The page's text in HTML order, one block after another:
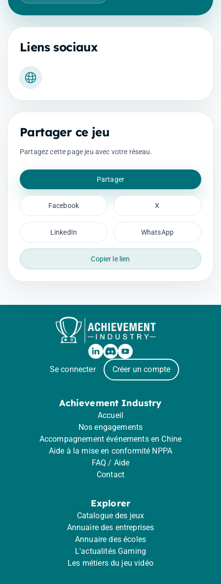
Liens sociaux
Site officiel
Partager ce jeu
Partagez cette page jeu avec votre réseau.
Partager
Facebook X
LinkedIn WhatsApp
Copier le lien
Se connecter Créer un compte
Achievement Industry
Accueil
Nos engagements
Accompagnement événements en Chine
Aide à la mise en conformité NPPA
FAQ / Aide
Contact
Explorer
Catalogue des jeux
Annuaire des entreprises
Annuaire des écoles
L'actualités Gaming
Les métiers du jeu vidéo